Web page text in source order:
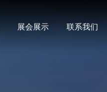
展会展示 联系我们